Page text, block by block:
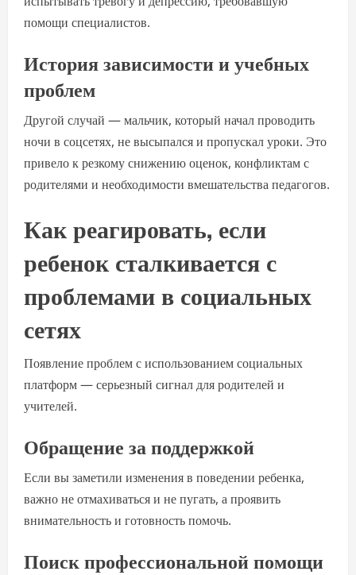
помощи специалистов.
История зависимости и учебных
проблем
Другой случай — мальчик, который начал проводить
ночи в соцсетях, не высыпался и пропускал уроки. Это
привело к резкому снижению оценок, конфликтам с
родителями и необходимости вмешательства педагогов.
Как реагировать, если
ребенок сталкивается с
проблемами в социальных
сетях
Появление проблем с использованием социальных
платформ — серьезный сигнал для родителей и
учителей.
Обращение за поддержкой
Если вы заметили изменения в поведении ребенка,
важно не отмахиваться и не пугать, а проявить
внимательность и готовность помочь.
Поиск профессиональной помощи